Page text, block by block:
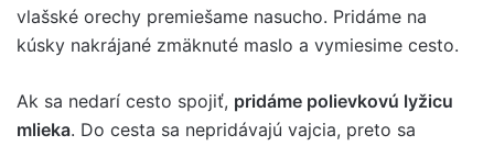
vlašské orechy premiešame nasucho. Pridáme na
kúsky nakrájané zmäknuté maslo a vymiesime cesto.
Ak sa nedarí cesto spojiť, pridáme polievkovú lyžicu
mlieka. Do cesta sa nepridávajú vajcia, preto sa